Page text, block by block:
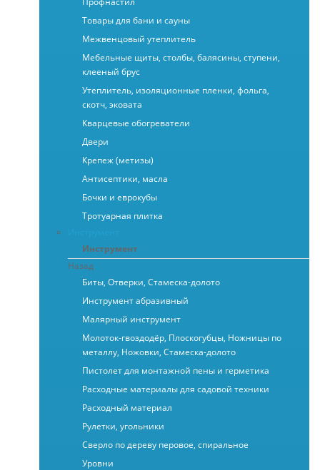
Товары для бани и сауны
Межвенцовый утеплитель
Мебельные щиты, столбы, балясины, ступени,
клееный брус
Утеплитель, изоляционные пленки, фольга,
скотч, эковата
Кварцевые обогреватели
Двери
Крепеж (метизы)
Антисептики, масла
Бочки и еврокубы
Тротуарная плитка
Инструмент
Назад
Биты, Отверки, Стамеска-долото
Инструмент абразивный
Малярный инструмент
Молоток-гвоздодёр, Плоскогубцы, Ножницы по
металлу, Ножовки, Стамеска-долото
Пистолет для монтажной пены и герметика
Расходные материалы для садовой техники
Расходный материал
Рулетки, угольники
Сверло по дереву перовое, спиральное
Уровни